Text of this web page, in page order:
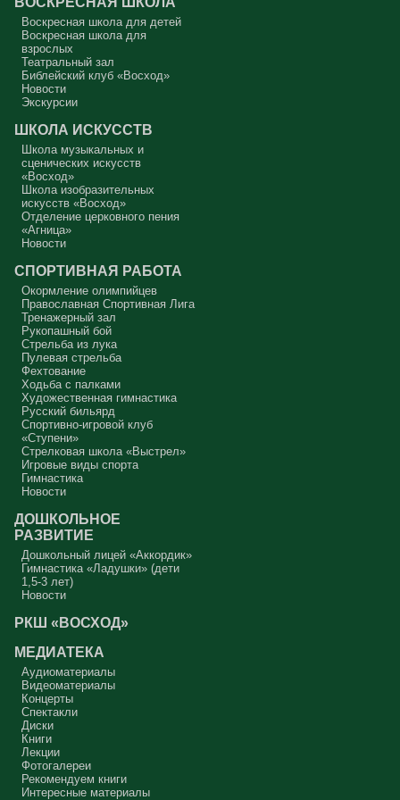
Сегодняшняя притча очень трудная. В ней хочется увидеть кого-то
другого, но не себя.
Вот с этим предлагается войти в сплошную неделю. Ещё раз:
сплошная неделя прошла, потом две мясопустные, третья –
Масленица, прощённое воскресенье. С чем я приду?
В нас должно быть внимание к тому, что время воздержания – это
дни для приготовления не только к Пасхе, а к Небесному Царству!
Это цель жизни. Я об этом забыл, я туда хочу, но я забыл. И я
сначала увидеть в себе этого урода, а потом начать с ним борьбу.
Аминь.
Протоиерей Андрей Алексеев
Воскресная школа для детей
Воскресная школа для
взрослых
Театральный зал
Библейский клуб «Восход»
Новости
Экскурсии
ШКОЛА ИСКУССТВ
Школа музыкальных и
сценических искусств
«Восход»
Школа изобразительных
искусств «Восход»
Отделение церковного пения
«Агница»
Новости
СПОРТИВНАЯ РАБОТА
Окормление олимпийцев
Православная Спортивная Лига
Тренажерный зал
Рукопашный бой
Стрельба из лука
Пулевая стрельба
Фехтование
Ходьба с палками
Художественная гимнастика
Русский бильярд
Спортивно-игровой клуб
«Ступени»
Стрелковая школа «Выстрел»
Игровые виды спорта
Гимнастика
Новости
ДОШКОЛЬНОЕ
РАЗВИТИЕ
Дошкольный лицей «Аккордик»
Гимнастика «Ладушки» (дети
1,5-3 лет)
Новости
РКШ «ВОСХОД»
МЕДИАТЕКА
Аудиоматериалы
Видеоматериалы
Концерты
Спектакли
Диски
Книги
Лекции
Фотогалереи
Рекомендуем книги
Интересные материалы